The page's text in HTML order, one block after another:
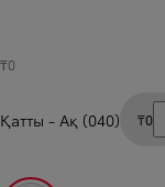
₸0
Қатты - Ақ (040) ₸0